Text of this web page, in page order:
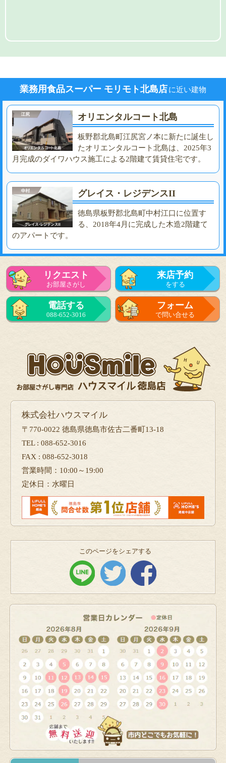
業務用食品スーパー モリモト北島店に近い建物
オリエンタルコート北島
板野郡北島町江尻宮ノ本に新たに誕生し
たオリエンタルコート北島は、2025年3
月完成のダイワハウス施工による2階建て賃貸住宅です。
グレイス・レジデンスII
徳島県板野郡北島町中村江口に位置す
る、2018年4月に完成した木造2階建て
のアパートです。
リクエスト
お部屋さがし
来店予約
をする
電話する
088-652-3016
フォーム
で問い合せる
株式会社ハウスマイル
〒770-0022 徳島県徳島市佐古二番町13-18
TEL : 088-652-3016
FAX : 088-652-3018
営業時間：10:00～19:00
定休日：水曜日
このページをシェアする